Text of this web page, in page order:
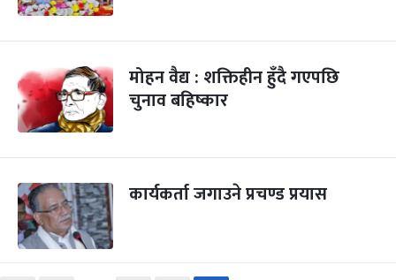
मोहन वैद्य : शक्तिहीन हुँदै गएपछि
चुनाव बहिष्कार
कार्यकर्ता जगाउने प्रचण्ड प्रयास